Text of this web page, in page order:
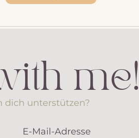
me!
dich unterstützen?